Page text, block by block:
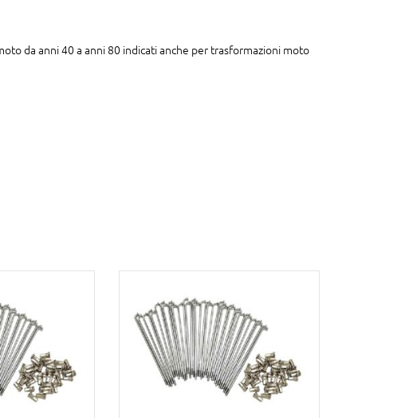
da anni 40 a anni 80 indicati anche per trasformazioni moto
AL
AGGIUNGI AL
CARRELLO